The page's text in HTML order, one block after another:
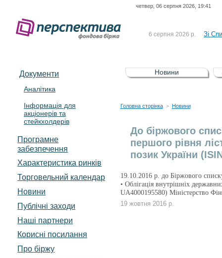
четвер, 06 серпня 2026, 19:41
6 серпня 2026 р. Зі
5 серпня 2026 р.
Зі
UA4000232607)
4 серпня 2026 р.
Документи
Аналітика
Інформація для
акціонерів та
стейкхолдерів
Програмне
забезпечення
Характеристика pинків
Торговельний календар
Новини
Публічні заходи
Наші партнери
Корисні посилання
Про біржу
Новини
Головна сторінка > Новини
До біржового
першого рівня
позик України
19.10.2016 р. до Біржового
• Облігація внутрішніх
UA4000195580) Міністерство
19 жовтня 2016 р.